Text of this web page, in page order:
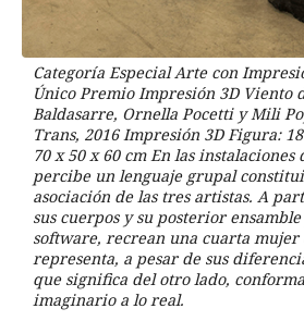
Categoría Especial Arte con
Único Premio Impresión 3D Viento
Baldasarre, Ornella Pocetti y Mili
Trans, 2016 Impresión 3D Figura:
70 x 50 x 60 cm En las instalaciones
percibe un lenguaje grupal
asociación de las tres artistas. A
sus cuerpos y su posterior
software, recrean una cuarta mujer
representa, a pesar de sus
que significa del otro lado,
imaginario a lo real.